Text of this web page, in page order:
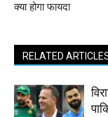
क्या होगा फायदा
RELATED